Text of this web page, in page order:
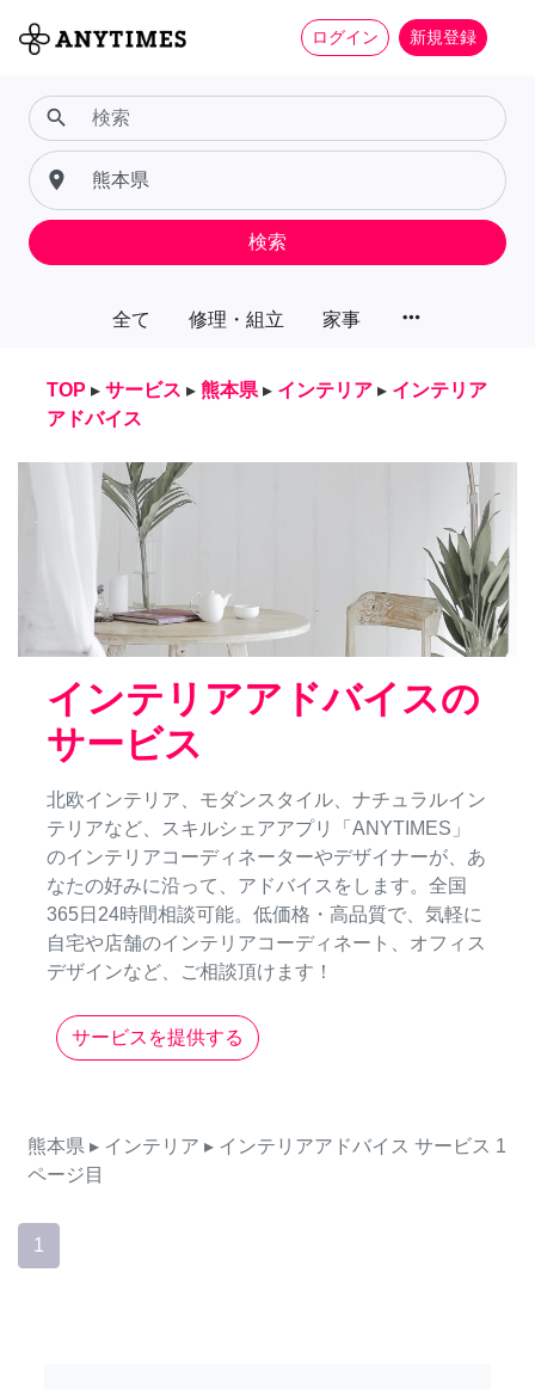
ログイン 新規登録
全て 修理・組立 家事 more_horiz
search
place
検索
TOP ▸ サービス ▸ 熊本県 ▸ インテリア ▸ インテリア
アドバイス
インテリアアドバイスの
サービス
北欧インテリア、モダンスタイル、ナチュラルイン
テリアなど、スキルシェアアプリ「ANYTIMES」
のインテリアコーディネーターやデザイナーが、あ
なたの好みに沿って、アドバイスをします。全国
365日24時間相談可能。低価格・高品質で、気軽に
自宅や店舗のインテリアコーディネート、オフィス
デザインなど、ご相談頂けます！
サービスを提供する
熊本県 ▸ インテリア ▸ インテリアアドバイス サービス 1
ページ目
1